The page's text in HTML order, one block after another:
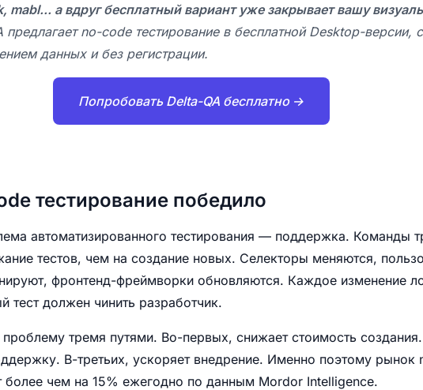
mabl... а вдруг бесплатный вариант уже закрывает вашу
no-code тестирование в бесплатной Desktop-версии, с
данных и без регистрации.
Попробовать Delta-QA бесплатно →
тестирование победило
автоматизированного тестирования — поддержка. Команды
тестов, чем на создание новых. Селекторы меняются,
фронтенд-фреймворки обновляются. Каждое изменение
должен чинить разработчик.
тремя путями. Во-первых, снижает стоимость
В-третьих, ускоряет внедрение. Именно поэтому рынок
более чем на 15% ежегодно по данным Mordor Intelligence.